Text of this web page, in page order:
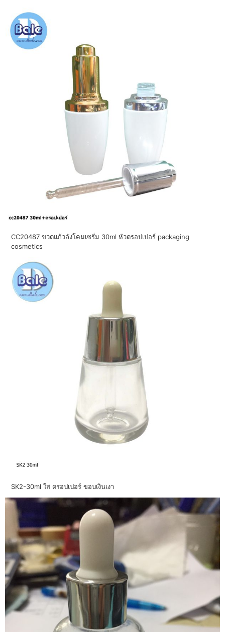
CC20487 ขวดแก้วลังโคมเซรั่ม 30ml หัวดรอปเปอร์ packaging
cosmetics
SK2-30ml ใส ดรอปเปอร์ ขอบเงินเงา